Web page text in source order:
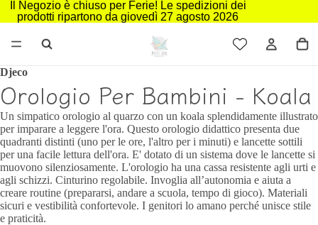
Il Negozio è chiuso per Ferie! Le spedizioni dei
prodotti ripartono da giovedì 27 agosto 2026
Djeco
Orologio Per Bambini - Koala
Un simpatico orologio al quarzo con un koala splendidamente illustrato
per imparare a leggere l'ora. Questo orologio didattico presenta due
quadranti distinti (uno per le ore, l'altro per i minuti) e lancette sottili
per una facile lettura dell'ora. E' dotato di un sistema dove le lancette si
muovono silenziosamente. L'orologio ha una cassa resistente agli urti e
agli schizzi. Cinturino regolabile. Invoglia all’autonomia e aiuta a
creare routine (prepararsi, andare a scuola, tempo di gioco). Materiali
sicuri e vestibilità confortevole. I genitori lo amano perché unisce stile
e praticità.